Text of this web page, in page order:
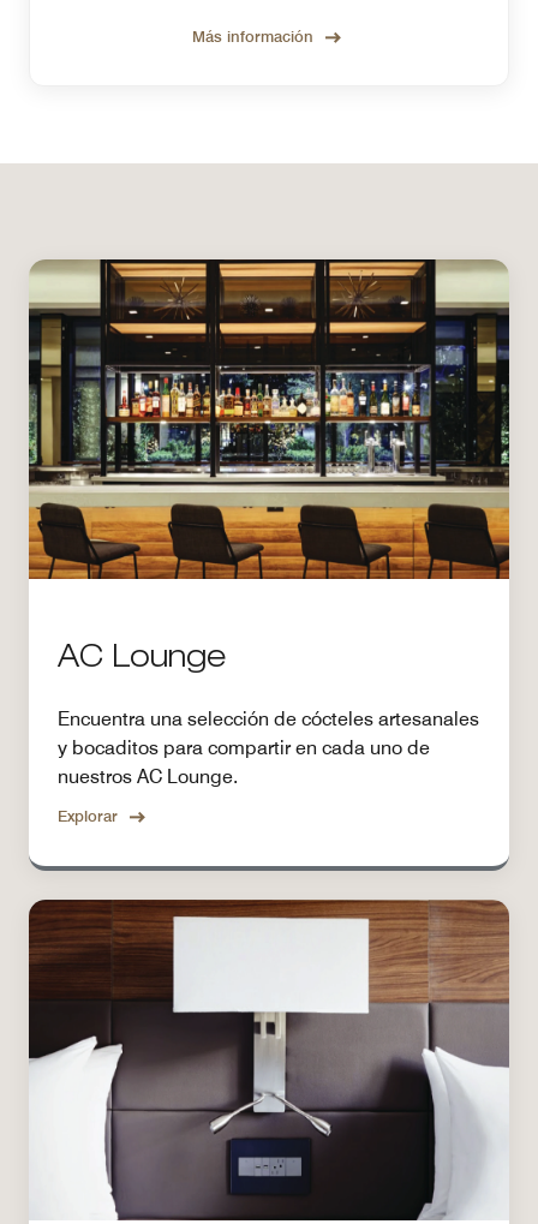
Más información
AC Lounge
Encuentra una selección de cócteles artesanales
y bocaditos para compartir en cada uno de
nuestros AC Lounge.
Explorar